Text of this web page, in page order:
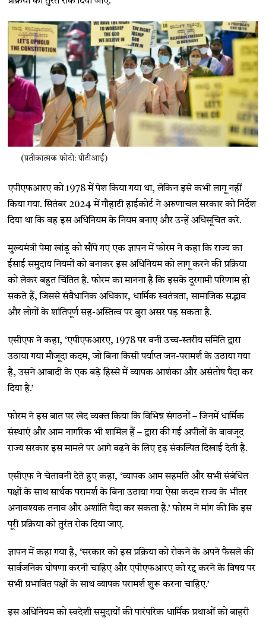
(प्रतीकात्मक फोटो: पीटीआई)
एपीएफआरए को 1978 में पेश किया गया था, लेकिन इसे कभी लागू नहीं
किया गया. सितंबर 2024 में गौहाटी हाईकोर्ट ने अरुणाचल सरकार को निर्देश
दिया था कि वह इस अधिनियम के नियम बनाए और उन्हें अधिसूचित करे.
मुख्यमंत्री पेमा खांडू को सौंपे गए एक ज्ञापन में फोरम ने कहा कि राज्य का
ईसाई समुदाय नियमों को बनाकर इस अधिनियम को लागू करने की प्रक्रिया
को लेकर बहुत चिंतित है. फोरम का मानना ​​है कि इसके दूरगामी परिणाम हो
सकते हैं, जिससे संवैधानिक अधिकार, धार्मिक स्वतंत्रता, सामाजिक सद्भाव
और लोगों के शांतिपूर्ण सह-अस्तित्व पर बुरा असर पड़ सकता है.
एसीएफ ने कहा, ‘एपीएफआरए, 1978 पर बनी उच्च-स्तरीय समिति द्वारा
उठाया गया मौजूदा कदम, जो बिना किसी पर्याप्त जन-परामर्श के उठाया गया
है, उसने आबादी के एक बड़े हिस्से में व्यापक आशंका और असंतोष पैदा कर
दिया है.’
फोरम ने इस बात पर खेद व्यक्त किया कि विभिन्न संगठनों – जिनमें धार्मिक
संस्थाएं और आम नागरिक भी शामिल हैं – द्वारा की गई अपीलों के बावजूद
राज्य सरकार इस मामले पर आगे बढ़ने के लिए दृढ़ संकल्पित दिखाई देती है.
एसीएफ ने चेतावनी देते हुए कहा, ‘व्यापक आम सहमति और सभी संबंधित
पक्षों के साथ सार्थक परामर्श के बिना उठाया गया ऐसा कदम राज्य के भीतर
अनावश्यक तनाव और अशांति पैदा कर सकता है.’ फोरम ने मांग की कि इस
पूरी प्रक्रिया को तुरंत रोक दिया जाए.
ज्ञापन में कहा गया है, ‘सरकार को इस प्रक्रिया को रोकने के अपने फैसले की
सार्वजनिक घोषणा करनी चाहिए और एपीएफआरए को रद्द करने के विषय पर
सभी प्रभावित पक्षों के साथ व्यापक परामर्श शुरू करना चाहिए.’
इस अधिनियम को स्वदेशी समुदायों की पारंपरिक धार्मिक प्रथाओं को बाहरी